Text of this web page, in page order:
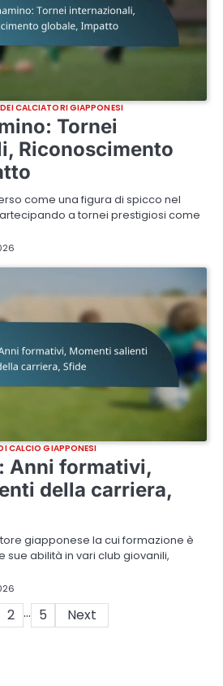
CALCIATORI GIAPPONESI
Tornei
Riconoscimento
come una figura di spicco nel
a tornei prestigiosi come
CALCIO GIAPPONESI
Anni formativi,
della carriera,
giapponese la cui formazione è
sue abilità in vari club giovanili,
2 … 5 Next